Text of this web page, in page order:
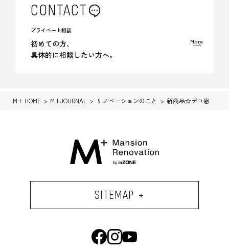
CONTACT
プライベート相談
初めての方、
具体的に相談したい方へ。
More
M+ HOME M+JOURNAL リノベーションのこと 新商品☆デコ窓
SITEMAP